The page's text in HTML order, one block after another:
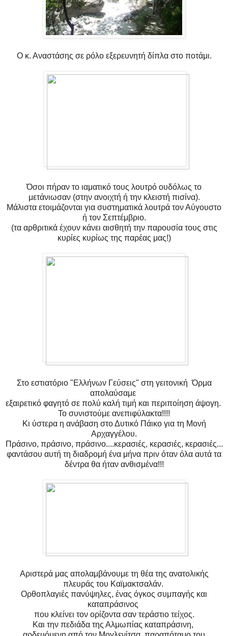
Ο κ. Αναστάσης σε ρόλο εξερευνητή δίπλα στο ποτάμι.
Όσοι πήραν το ιαματικό τους λουτρό ουδόλως το
μετάνιωσαν (στην ανοιχτή ή την κλειστή πισίνα).
Μάλιστα ετοιμάζονται για συστηματικά λουτρά τον Αύγουστο
ή τον Σεπτέμβριο.
(τα αρθριτικά έχουν κάνει αισθητή την παρουσία τους στις
κυρίες κυρίως της παρέας μας!)
Στο εστιατόριο "Ελλήνων Γεύσεις" στη γειτονική Όρμα
απολαύσαμε
εξαιρετικό φαγητό σε πολύ καλή τιμή και περιποίηση άψογη.
Το συνιστούμε ανεπιφύλακτα!!!!
Κι ύστερα η ανάβαση στο Δυτικό Πάικο για τη Μονή
Αρχαγγέλου.
Πράσινο, πράσινο, πράσινο....κερασιές, κερασιές, κερασιές...
φαντάσου αυτή τη διαδρομή ένα μήνα πριν όταν όλα αυτά τα
δέντρα θα ήταν ανθισμένα!!!
Αριστερά μας απολαμβάνουμε τη θέα της ανατολικής
πλευράς του Καϊμακτσαλάν.
Ορθοπλαγιές πανύψηλες, ένας όγκος συμπαγής και
καταπράσινος
που κλείνει τον ορίζοντα σαν τεράστιο τείχος.
Και την πεδιάδα της Αλμωπίας καταπράσινη,